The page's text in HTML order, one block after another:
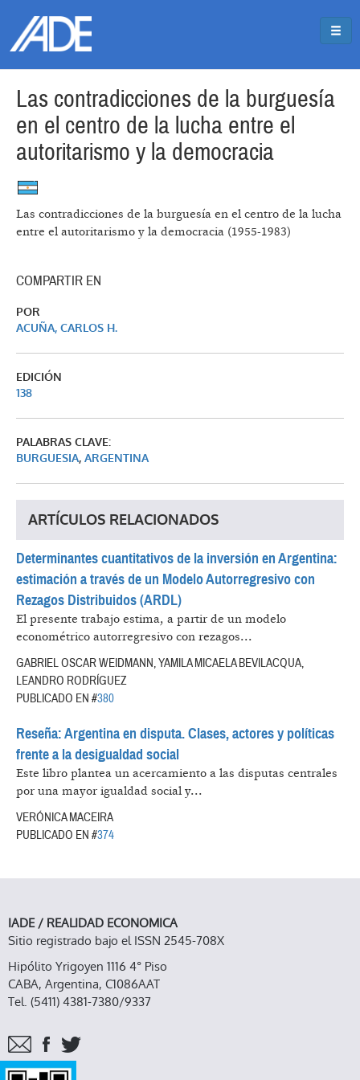
Las contradicciones de la burguesía
en el centro de la lucha entre el
autoritarismo y la democracia
Las contradicciones de la burguesía en el centro de la lucha
entre el autoritarismo y la democracia (1955-1983)
COMPARTIR EN
POR
ACUÑA, CARLOS H.
EDICIÓN
138
PALABRAS CLAVE:
BURGUESIA, ARGENTINA
ARTÍCULOS RELACIONADOS
Determinantes cuantitativos de la inversión en Argentina:
estimación a través de un Modelo Autorregresivo con
Rezagos Distribuidos (ARDL)
El presente trabajo estima, a partir de un modelo
econométrico autorregresivo con rezagos...
GABRIEL OSCAR WEIDMANN, YAMILA MICAELA BEVILACQUA,
LEANDRO RODRÍGUEZ
PUBLICADO EN #380
Reseña: Argentina en disputa. Clases, actores y políticas
frente a la desigualdad social
Este libro plantea un acercamiento a las disputas centrales
por una mayor igualdad social y...
VERÓNICA MACEIRA
PUBLICADO EN #374
IADE / REALIDAD ECONOMICA
Sitio registrado bajo el ISSN 2545-708X
Hipólito Yrigoyen 1116 4° Piso
CABA, Argentina, C1086AAT
Tel. (5411) 4381-7380/9337